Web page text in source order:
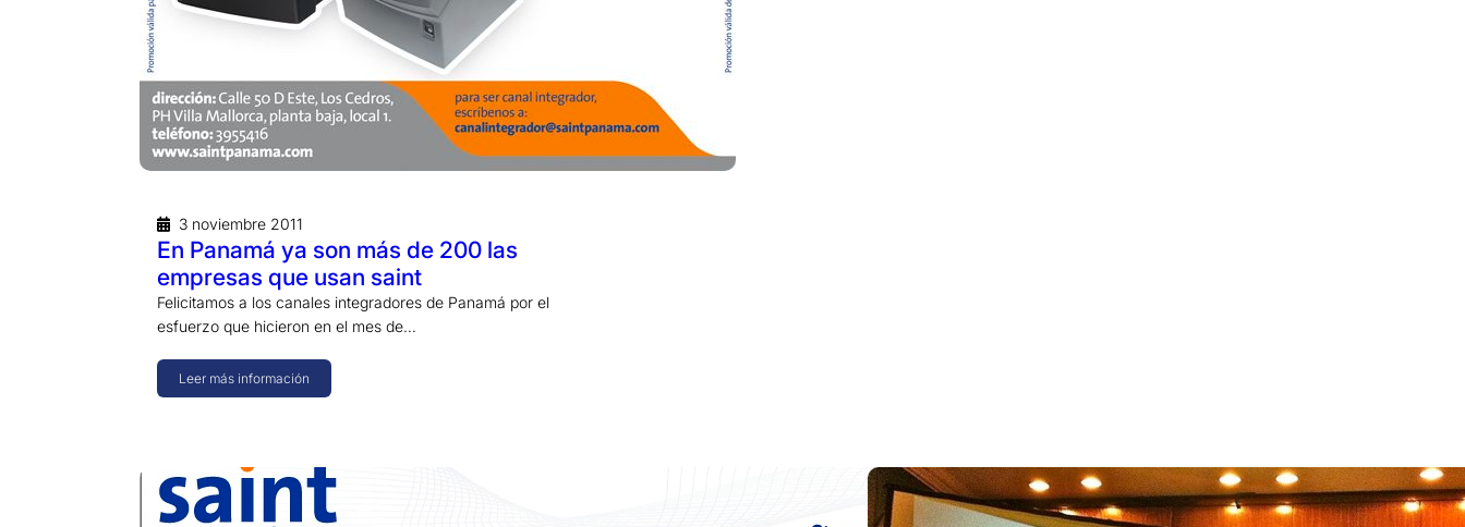
3 noviembre 2011
En Panamá ya son más de 200 las
empresas que usan saint
Felicitamos a los canales integradores de Panamá por el
esfuerzo que hicieron en el mes de…
Leer más información